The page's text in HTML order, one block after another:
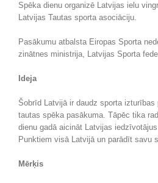
Spēka dienu organizē Latvijas ielu
Latvijas Tautas sporta asociāciju.
Pasākumu atbalsta Eiropas Sporta
zinātnes ministrija, Latvijas Sporta
Ideja
Šobrīd Latvijā ir daudz sporta
tautas spēka pasākuma. Tāpēc tika
dienu gadā aicināt Latvijas
Punktiem visā Latvijā un parādīt savu
Mērķis